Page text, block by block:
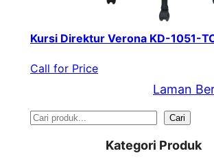
Kursi Direktur Verona KD-1051-
Call for Price
Laman
S
Cari
Kategori Produk